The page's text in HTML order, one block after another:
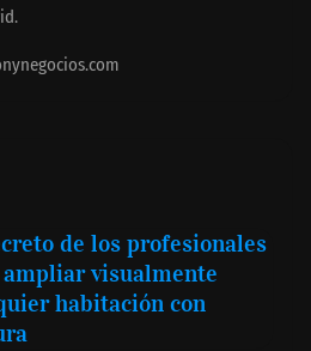
de los profesionales
visualmente
habitación con